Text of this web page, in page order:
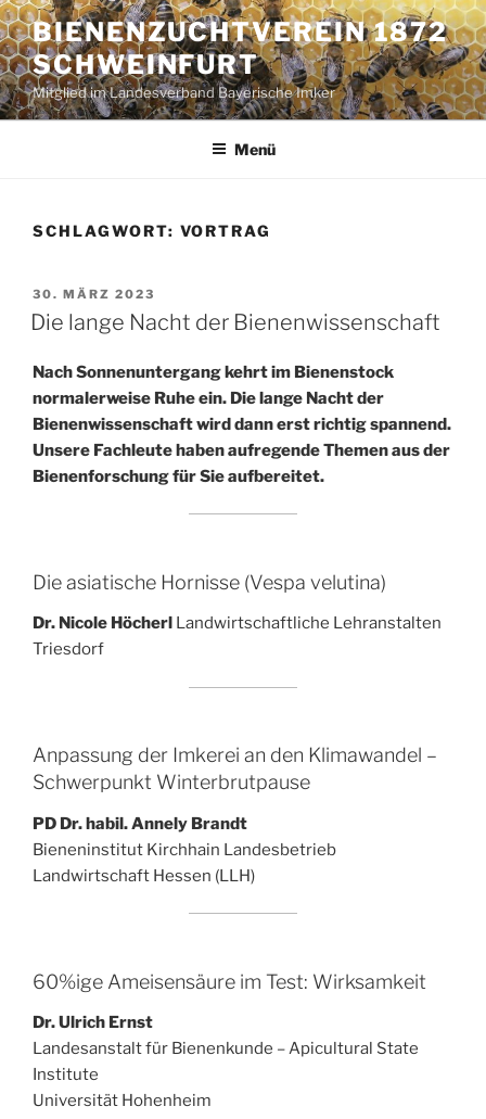
Zum
Inhalt
springen
BIENENZUCHTVEREIN 1872
SCHWEINFURT
Mitglied im Landesverband Bayerische Imker
Menü
SCHLAGWORT: VORTRAG
VERÖFFENTLICHT
AM
30. MÄRZ 2023
Die lange Nacht der Bienenwissenschaft
Nach Sonnenuntergang kehrt im Bienenstock
normalerweise Ruhe ein. Die lange Nacht der
Bienenwissenschaft wird dann erst richtig spannend.
Unsere Fachleute haben aufregende Themen aus der
Bienenforschung für Sie aufbereitet.
Die asiatische Hornisse (Vespa velutina)
Dr. Nicole Höcherl Landwirtschaftliche Lehranstalten
Triesdorf
Anpassung der Imkerei an den Klimawandel –
Schwerpunkt Winterbrutpause
PD Dr. habil. Annely Brandt
Bieneninstitut Kirchhain Landesbetrieb
Landwirtschaft Hessen (LLH)
60%ige Ameisensäure im Test: Wirksamkeit
Dr. Ulrich Ernst
Landesanstalt für Bienenkunde – Apicultural State
Institute
Universität Hohenheim